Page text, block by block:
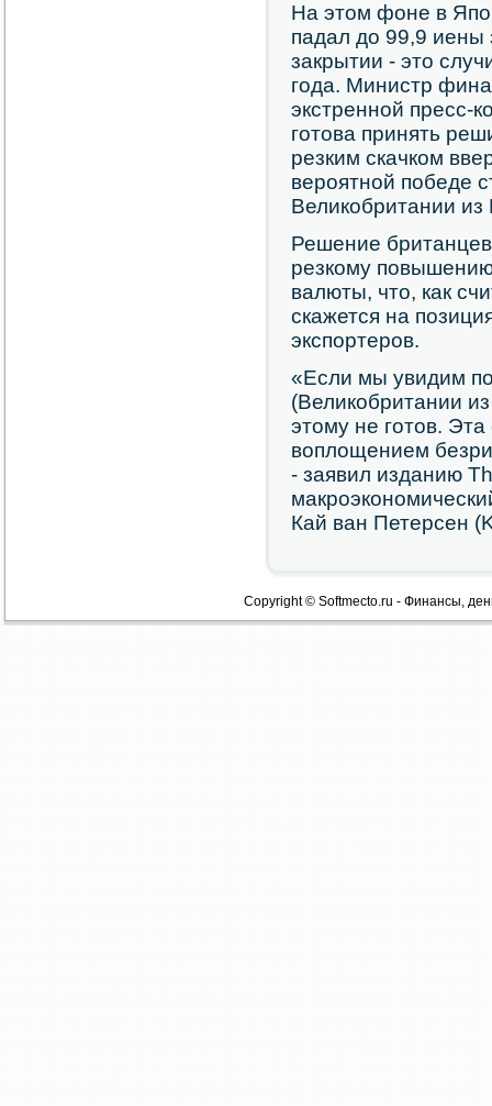
На этом фоне в
падал до 99,9 иены
закрытии - это
года. Министр
экстренной пресс-
готова принять
резким скачком
вероятной победе
Великобритании
Решение
резкому
валюты, что, как
скажется на
экспортеров.
«Если мы увидим
(Великобритании
этому не готов. Эта
воплощением
- заявил изданию
Кай ван Петерсен
Copyright © Softmecto.ru - Финансы,